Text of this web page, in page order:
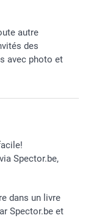
autre
des
avec photo et
Spector.be,
dans un livre
Spector.be et